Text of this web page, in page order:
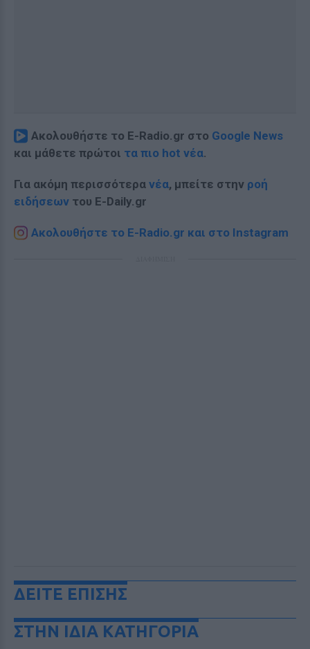
Ακολουθήστε το E-Radio.gr στο Google News
και μάθετε πρώτοι τα πιο hot νέα.
Για ακόμη περισσότερα νέα, μπείτε στην ροή
ειδήσεων του E-Daily.gr
Ακολουθήστε το E-Radio.gr και στο Instagram
ΔΕΙΤΕ ΕΠΙΣΗΣ
ΣΤΗΝ ΙΔΙΑ ΚΑΤΗΓΟΡΙΑ